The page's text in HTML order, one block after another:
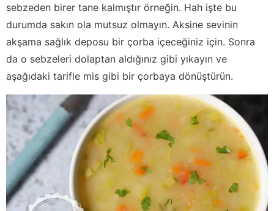
sebzeden birer tane kalmıştır örneğin. Hah işte bu
durumda sakın ola mutsuz olmayın. Aksine sevinin
akşama sağlık deposu bir çorba içeceğiniz için. Sonra
da o sebzeleri dolaptan aldığınız gibi yıkayın ve
aşağıdaki tarifle mis gibi bir çorbaya dönüştürün.